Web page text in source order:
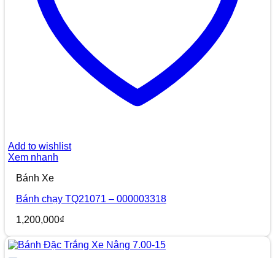
Add to wishlist
Xem nhanh
Bánh Xe
Bánh chạy TQ21071 – 000003318
1,200,000₫